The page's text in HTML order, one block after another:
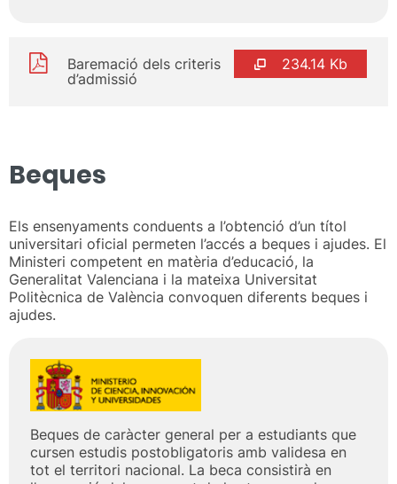
234.14 Kb
Baremació dels criteris
d’admissió
Beques
Els ensenyaments conduents a l’obtenció d’un títol
universitari oficial permeten l’accés a beques i ajudes. El
Ministeri competent en matèria d’educació, la
Generalitat Valenciana i la mateixa Universitat
Politècnica de València convoquen diferents beques i
ajudes.
Beques de caràcter general per a estudiants que
cursen estudis postobligatoris amb validesa en
tot el territori nacional. La beca consistirà en